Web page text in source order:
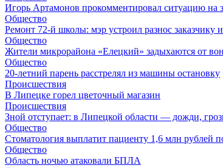
Игорь Артамонов прокомментировал ситуацию на
Общество
Ремонт 72‑й школы: мэр устроил разнос заказчику
Общество
Жители микрорайона «Елецкий» задыхаются от
Общество
20-летний парень расстрелял из машины остановку
Происшествия
В Липецке горел цветочный магазин
Происшествия
Зной отступает: в Липецкой области — дожди,
Общество
Стоматология выплатит пациенту 1,6 млн рублей
Общество
Область ночью атаковали БПЛА